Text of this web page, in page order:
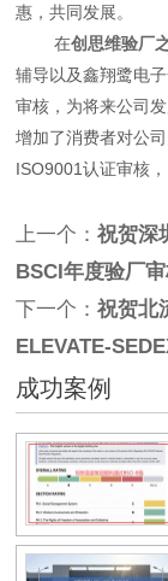
惠，共同发展。
在创思维验厂
辅导以及鑫翔鹭电
审核，为将来公司
增加了消费者对公
ISO9001认证审核
上一个：祝贺深
BSCI年度验厂
下一个：祝贺北
ELEVATE-
成功案例